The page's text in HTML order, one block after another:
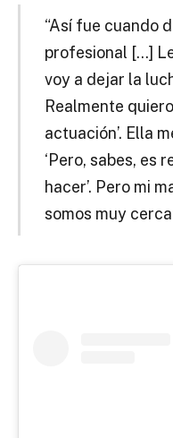
“Así fue cuando
profesional […]
voy a dejar la
Realmente
actuación’. Ella
‘Pero, sabes, es
hacer’. Pero mi
somos muy